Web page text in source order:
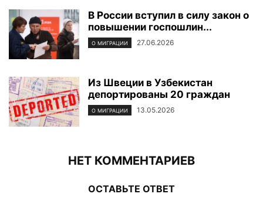
В России вступил в силу закон о
повышении госпошлин...
О МИГРАЦИИ 27.06.2026
Из Швеции в Узбекистан
депортированы 20 граждан
О МИГРАЦИИ 13.05.2026
НЕТ КОММЕНТАРИЕВ
ОСТАВЬТЕ ОТВЕТ